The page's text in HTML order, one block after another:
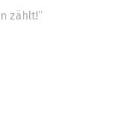
zählt!“